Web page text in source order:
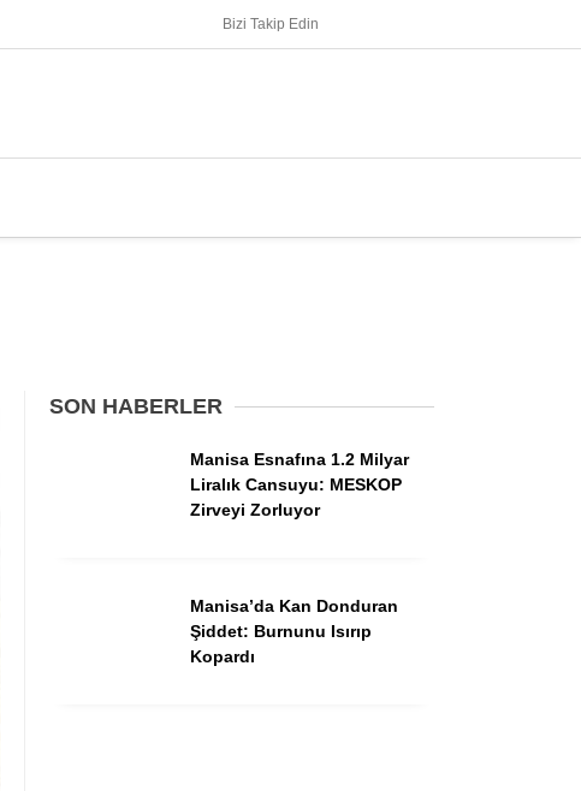
Asayiş
Gündem
Bizi Takip Edin
SON HABERLER
Manisa Esnafına 1.2 Milyar
Liralık Cansuyu: MESKOP
Zirveyi Zorluyor
Manisa’da Kan Donduran
Şiddet: Burnunu Isırıp
Kopardı